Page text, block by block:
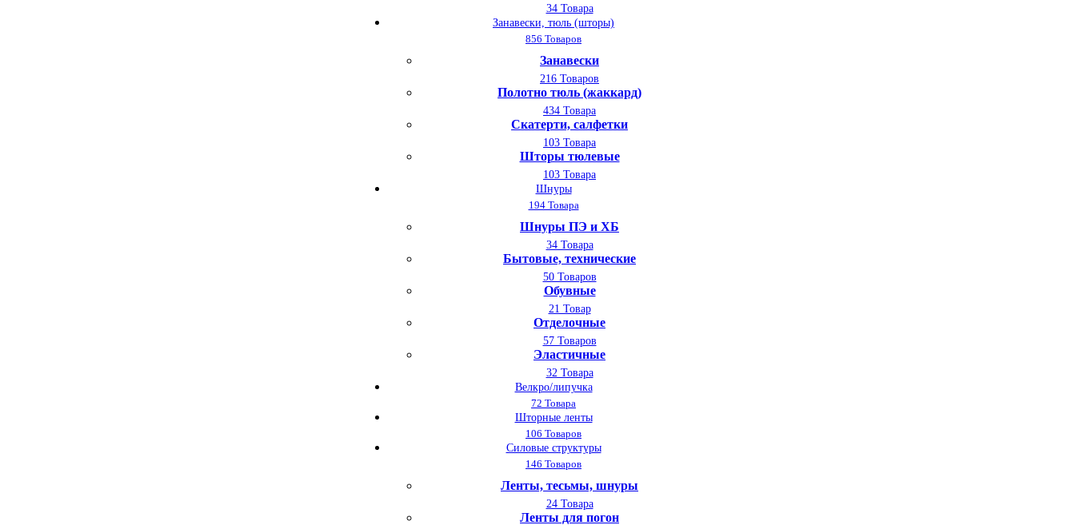
34 Товара
Занавески, тюль (шторы)
856 Товаров
Занавески
216 Товаров
Полотно тюль (жаккард)
434 Товара
Скатерти, салфетки
103 Товара
Шторы тюлевые
103 Товара
Шнуры
194 Товара
Шнуры ПЭ и ХБ
34 Товара
Бытовые, технические
50 Товаров
Обувные
21 Товар
Отделочные
57 Товаров
Эластичные
32 Товара
Велкро/липучка
72 Товара
Шторные ленты
106 Товаров
Силовые структуры
146 Товаров
Ленты, тесьмы, шнуры
24 Товара
Ленты для погон